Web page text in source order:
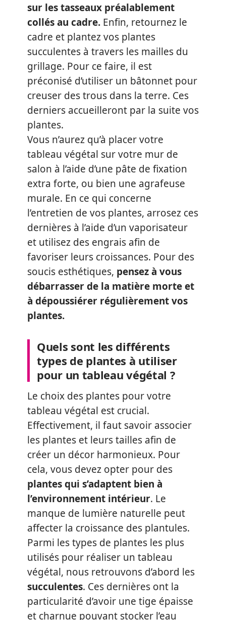
sur les tasseaux préalablement
collés au cadre. Enfin, retournez le
cadre et plantez vos plantes
succulentes à travers les mailles du
grillage. Pour ce faire, il est
préconisé d’utiliser un bâtonnet pour
creuser des trous dans la terre. Ces
derniers accueilleront par la suite vos
plantes.
Vous n’aurez qu’à placer votre
tableau végétal sur votre mur de
salon à l’aide d’une pâte de fixation
extra forte, ou bien une agrafeuse
murale. En ce qui concerne
l’entretien de vos plantes, arrosez ces
dernières à l’aide d’un vaporisateur
et utilisez des engrais afin de
favoriser leurs croissances. Pour des
soucis esthétiques, pensez à vous
débarrasser de la matière morte et
à dépoussiérer régulièrement vos
plantes.
Quels sont les différents
types de plantes à utiliser
pour un tableau végétal ?
Le choix des plantes pour votre
tableau végétal est crucial.
Effectivement, il faut savoir associer
les plantes et leurs tailles afin de
créer un décor harmonieux. Pour
cela, vous devez opter pour des
plantes qui s’adaptent bien à
l’environnement intérieur. Le
manque de lumière naturelle peut
affecter la croissance des plantules.
Parmi les types de plantes les plus
utilisés pour réaliser un tableau
végétal, nous retrouvons d’abord les
succulentes. Ces dernières ont la
particularité d’avoir une tige épaisse
et charnue pouvant stocker l’eau